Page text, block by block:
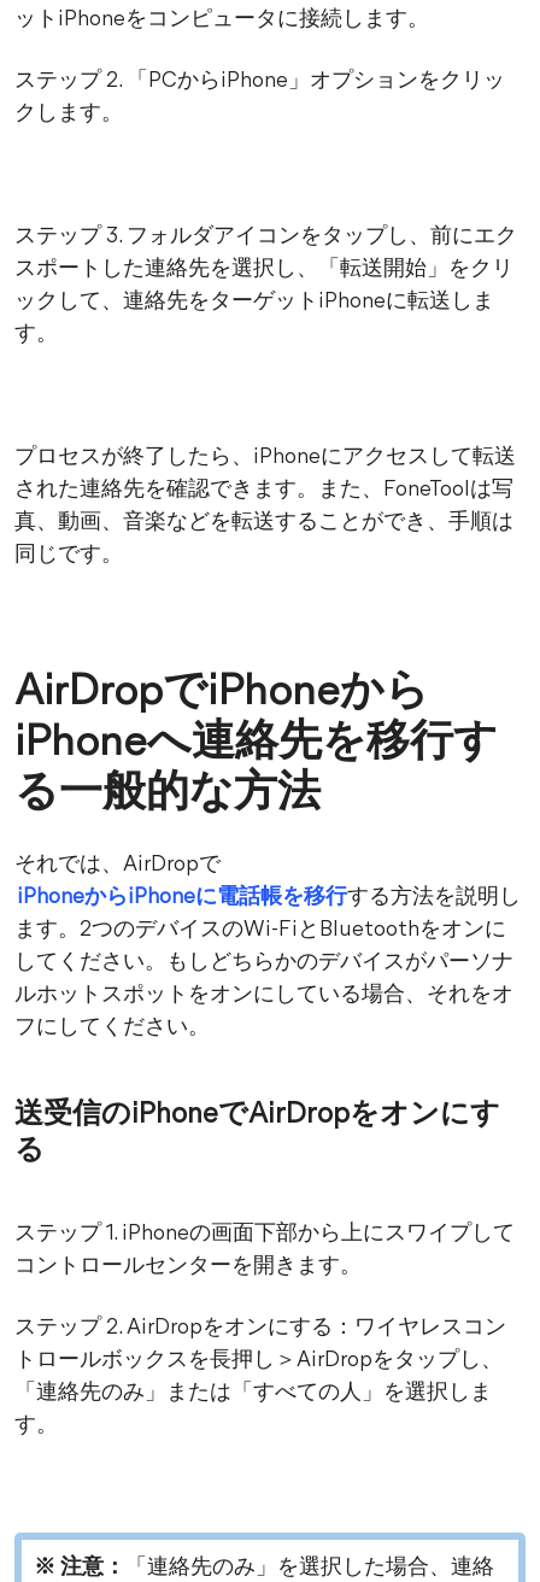
ットiPhoneをコンピュータに接続します。
ステップ 2. 「PCからiPhone」オプションをクリッ
クします。
ステップ 3. フォルダアイコンをタップし、前にエク
スポートした連絡先を選択し、「転送開始」をクリ
ックして、連絡先をターゲットiPhoneに転送しま
す。
プロセスが終了したら、iPhoneにアクセスして転送
された連絡先を確認できます。また、FoneToolは写
真、動画、音楽などを転送することができ、手順は
同じです。
AirDropでiPhoneから
iPhoneへ連絡先を移行す
る一般的な方法
それでは、AirDropで
iPhoneからiPhoneに電話帳を移行する方法を説明し
ます。2つのデバイスのWi-FiとBluetoothをオンに
してください。もしどちらかのデバイスがパーソナ
ルホットスポットをオンにしている場合、それをオ
フにしてください。
送受信のiPhoneでAirDropをオンにす
る
ステップ 1. iPhoneの画面下部から上にスワイプして
コントロールセンターを開きます。
ステップ 2. AirDropをオンにする：ワイヤレスコン
トロールボックスを長押し＞AirDropをタップし、
「連絡先のみ」または「すべての人」を選択しま
す。
※ 注意：
「連絡先のみ」を選択した場合、連絡